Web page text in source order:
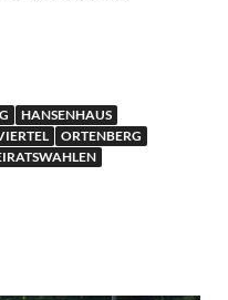
HANSENHAUS
ORTENBERG